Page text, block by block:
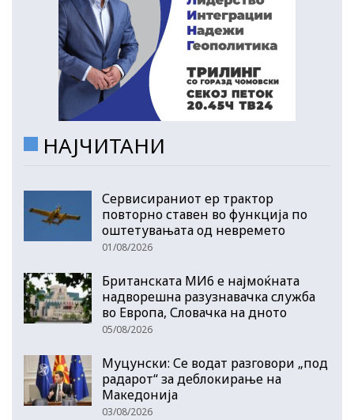
НАЈЧИТАНИ
Сервисираниот ер трактор
повторно ставен во функција по
оштетувањата од невремето
01/08/2026
Британската МИ6 е најмоќната
надворешна разузнавачка служба
во Европа, Словачка на дното
05/08/2026
Муцунски: Се водат разговори „под
радарот“ за деблокирање на
Македонија
03/08/2026